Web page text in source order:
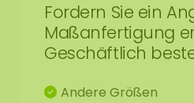
abweichen. Benötigen Sie
Kontaktieren Sie uns.
Fordern Sie ein
Maßanfertigung
Geschäftlich
Andere Größen